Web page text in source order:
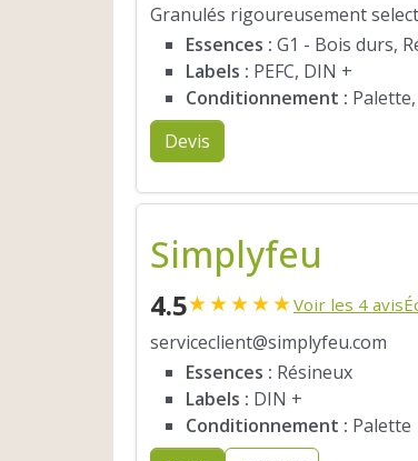
Granulés rigoureusement
Essences : G1 - Bois durs,
Labels : PEFC, DIN +
Conditionnement : Palette,
Devis
Simplyfeu
4.5★★★★★Voir les 4 avis
serviceclient@simplyfeu.com
Essences : Résineux
Labels : DIN +
Conditionnement : Palette